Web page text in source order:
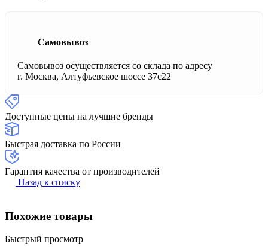
Самовывоз
Самовывоз осуществляется со склада по адресу
г. Москва, Алтуфьевское шоссе 37с22
Доступные цены на лучшие бренды
Быстрая доставка по России
Гарантия качества от производителей
Назад к списку
Похожие товары
Быстрый просмотр